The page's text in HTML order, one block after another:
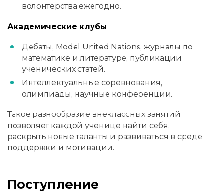
волонтёрства ежегодно.
Академические клубы
Дебаты, Model United Nations, журналы по
математике и литературе, публикации
ученических статей.
Интеллектуальные соревнования,
олимпиады, научные конференции.
Такое разнообразие внеклассных занятий
позволяет каждой ученице найти себя,
раскрыть новые таланты и развиваться в среде
поддержки и мотивации.
Поступление